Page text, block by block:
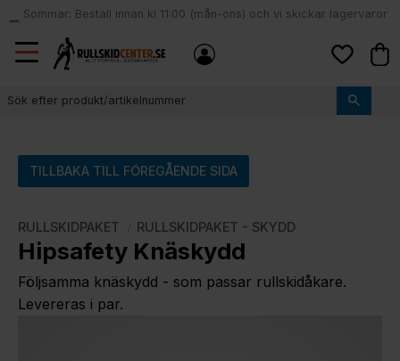
Meny
local_shipping
Sommar: Beställ innan kl 11:00 (mån-ons) och vi skickar lagervaror
samma dag
TILLBAKA TILL FÖREGÅENDE SIDA
RULLSKIDPAKET RULLSKIDPAKET - SKYDD
Hipsafety Knäskydd
Följsamma knäskydd - som passar rullskidåkare.
Levereras i par.